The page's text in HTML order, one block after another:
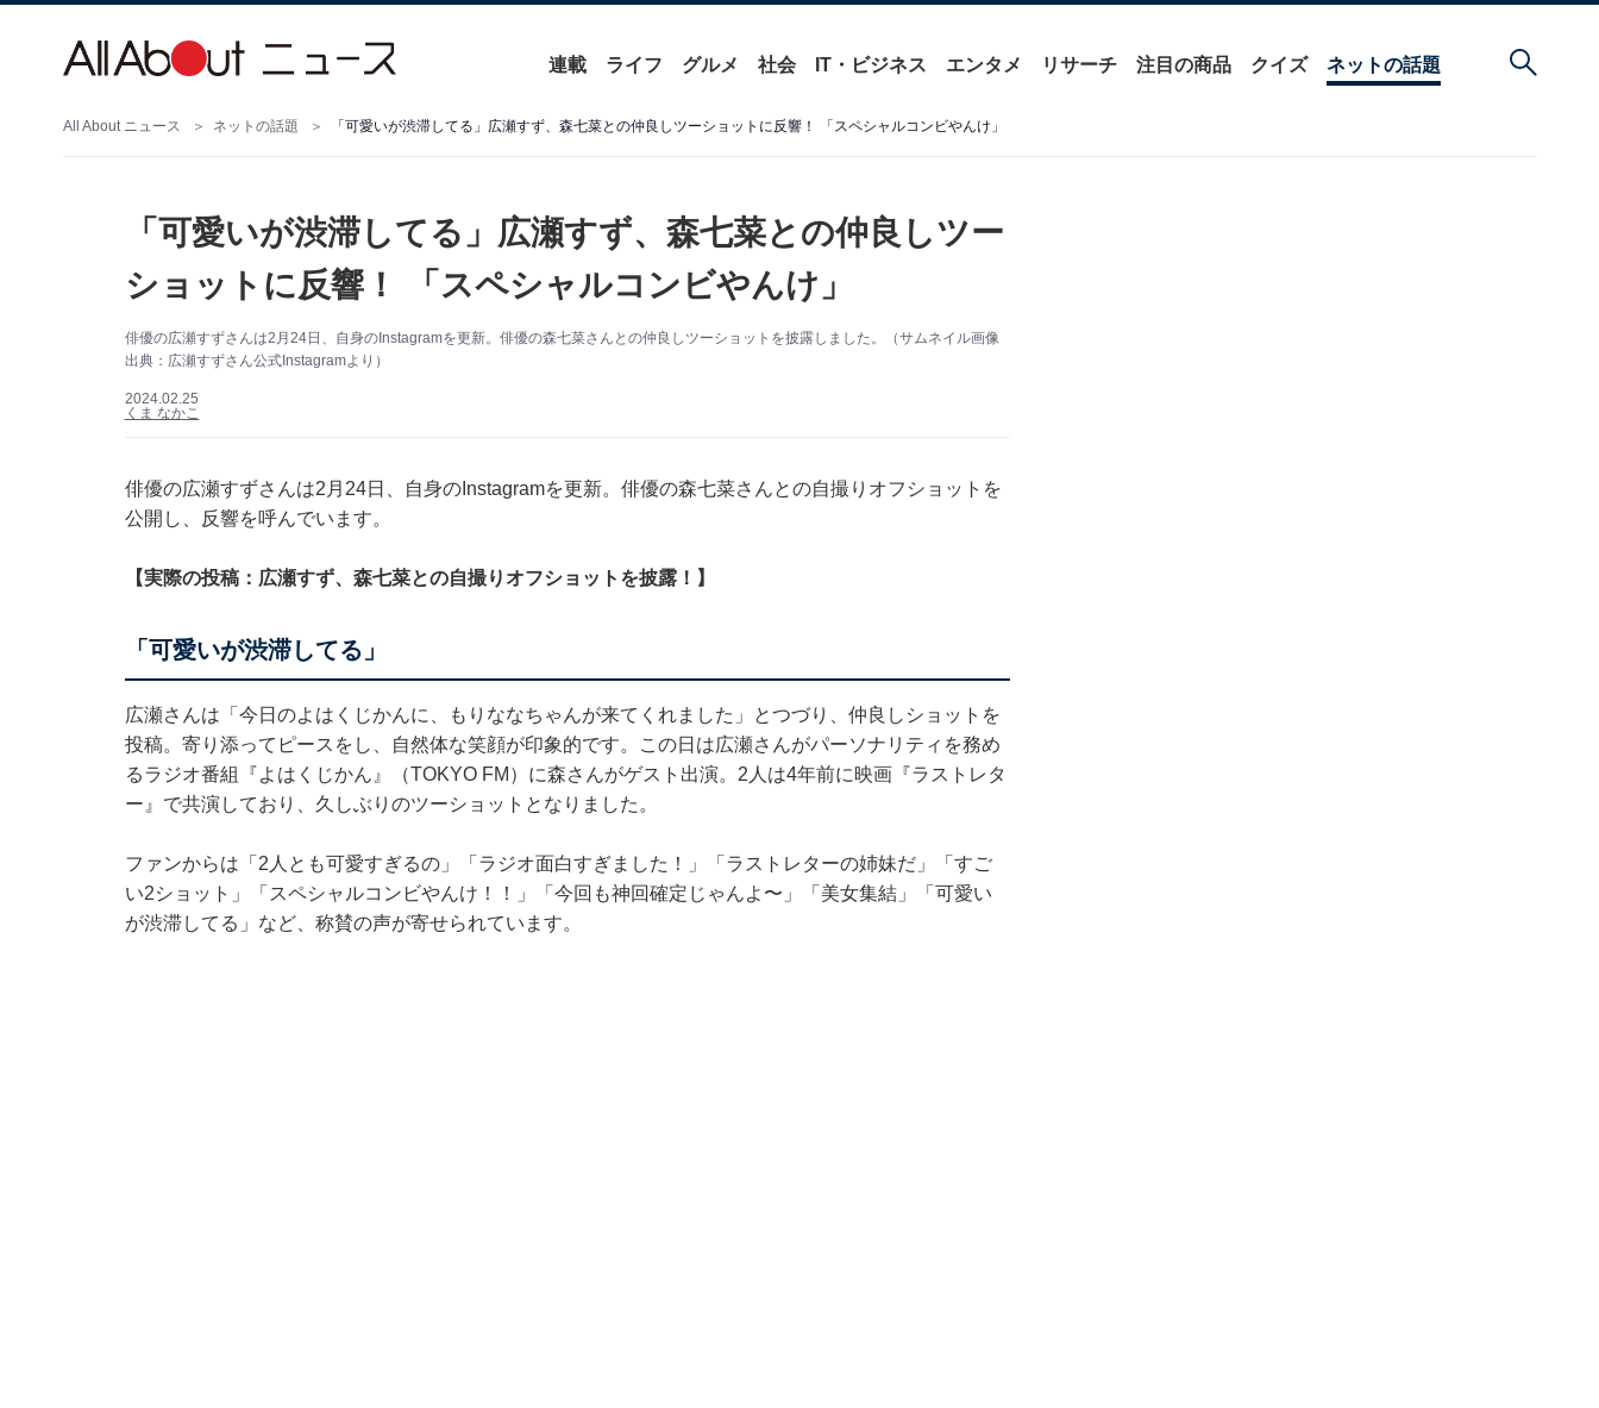
連載 ライフ グルメ 社会 IT・ビジネス エンタメ リサーチ 注目の商品 クイズ ネットの話題
All About ニュース ネットの話題 「可愛いが渋滞してる」広瀬すず、森七菜との仲良しツーショットに反響！ 「スペシャルコンビやんけ」
「可愛いが渋滞してる」広瀬すず、森七菜との仲良しツー
ショットに反響！ 「スペシャルコンビやんけ」
俳優の広瀬すずさんは2月24日、自身のInstagramを更新。俳優の森七菜さんとの仲良しツーショットを披露しました。（サムネイル画像
出典：広瀬すずさん公式Instagramより）
2024.02.25
くま なかこ
俳優の広瀬すずさんは2月24日、自身のInstagramを更新。俳優の森七菜さんとの自撮りオフショットを
公開し、反響を呼んでいます。
【実際の投稿：広瀬すず、森七菜との自撮りオフショットを披露！】
「可愛いが渋滞してる」
広瀬さんは「今日のよはくじかんに、もりななちゃんが来てくれました」とつづり、仲良しショットを
投稿。寄り添ってピースをし、自然体な笑顔が印象的です。この日は広瀬さんがパーソナリティを務め
るラジオ番組『よはくじかん』（TOKYO FM）に森さんがゲスト出演。2人は4年前に映画『ラストレタ
ー』で共演しており、久しぶりのツーショットとなりました。
ファンからは「2人とも可愛すぎるの」「ラジオ面白すぎました！」「ラストレターの姉妹だ」「すご
い2ショット」「スペシャルコンビやんけ！！」「今回も神回確定じゃんよ〜」「美女集結」「可愛い
が渋滞してる」など、称賛の声が寄せられています。